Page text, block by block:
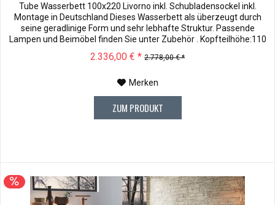
Tube Wasserbett 100x220 Livorno inkl. Schubladensockel inkl.
Montage in Deutschland Dieses Wasserbett als überzeugt durch
seine geradlinige Form und sehr lebhafte Struktur. Passende
Lampen und Beimöbel finden Sie unter Zubehör . Kopfteilhöhe:110
werden. Bei Rücksendung werden Ihnen die 10,00 € wieder
2.336,00 € * 2.778,00 € *
Merken
ZUM PRODUKT